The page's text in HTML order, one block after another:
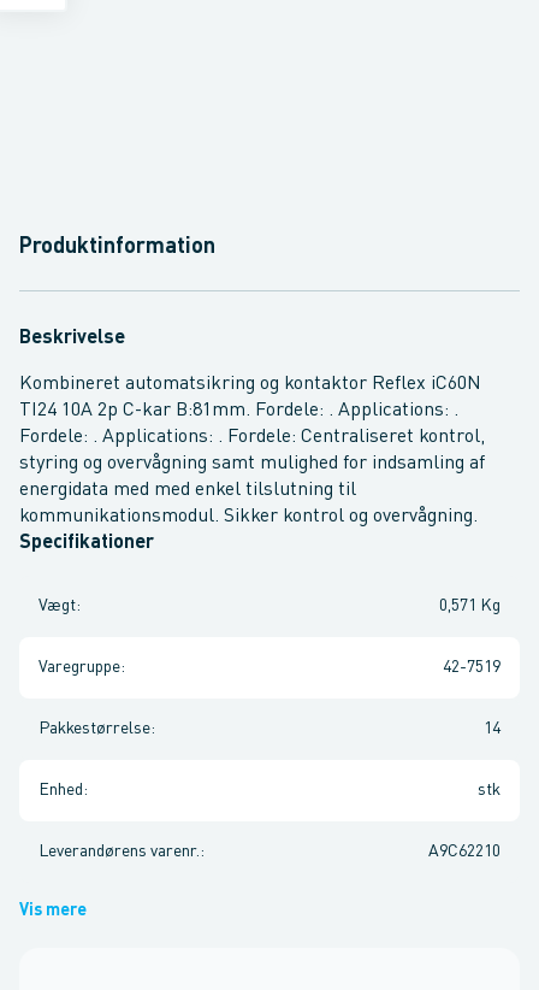
Produktinformation
Beskrivelse
Kombineret automatsikring og kontaktor Reflex iC60N
TI24 10A 2p C-kar B:81mm. Fordele: . Applications: .
Fordele: . Applications: . Fordele: Centraliseret kontrol,
styring og overvågning samt mulighed for indsamling af
energidata med med enkel tilslutning til
kommunikationsmodul. Sikker kontrol og overvågning.
Specifikationer
Vægt: 0,571 Kg
Varegruppe: 42-7519
Pakkestørrelse: 14
Enhed : stk
Leverandørens varenr. : A9C62210
Vis mere